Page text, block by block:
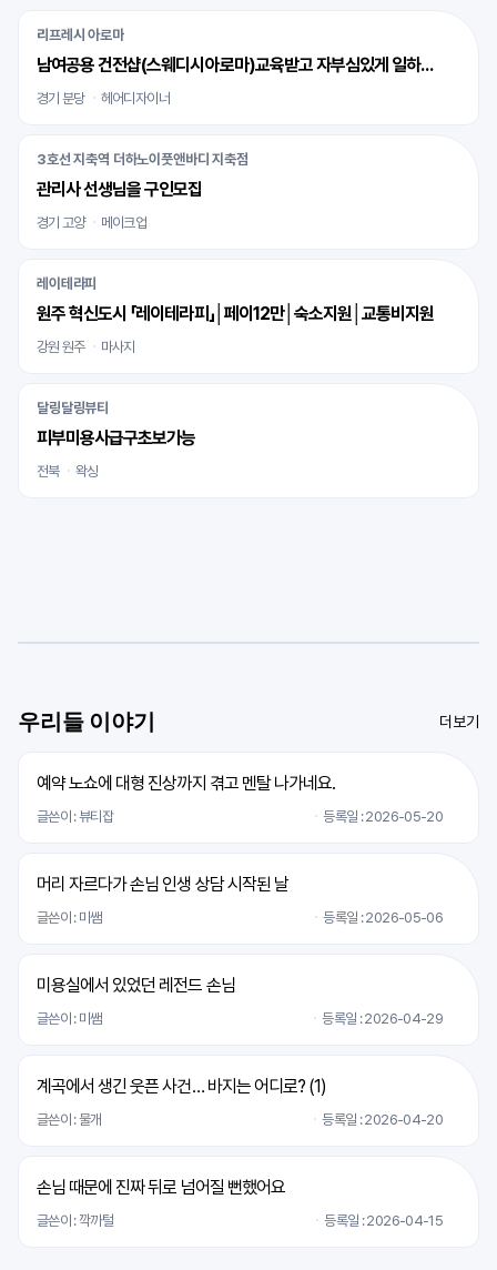
리프레시 아로마
남여공용 건전샵(스웨디시아로마)교육받고 자부심있게 일하실 바디테라피사 모십니다
경기 분당 헤어디자이너
3호선 지축역 더하노이풋앤바디 지축점
관리사 선생님을 구인모집
경기 고양 메이크업
레이테라피
원주 혁신도시 「레이테라피」│페이12만│숙소지원│교통비지원
강원 원주 마사지
달링달링뷰티
피부미용사급구초보가능
전북 왁싱
우리들 이야기 더보기
예약 노쇼에 대형 진상까지 겪고 멘탈 나가네요.
글쓴이 : 뷰티잡 등록일 : 2026-05-20
머리 자르다가 손님 인생 상담 시작된 날
글쓴이 : 미쌤 등록일 : 2026-05-06
미용실에서 있었던 레전드 손님
글쓴이 : 미쌤 등록일 : 2026-04-29
계곡에서 생긴 웃픈 사건… 바지는 어디로? (1)
글쓴이 : 물개 등록일 : 2026-04-20
손님 때문에 진짜 뒤로 넘어질 뻔했어요
글쓴이 : 깍까털 등록일 : 2026-04-15